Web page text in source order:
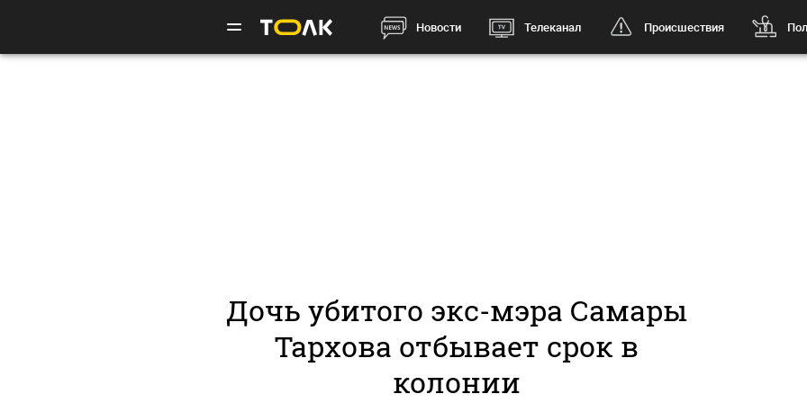
Новости Телеканал Происшествия
Дочь убитого экс-мэра Самары
Тархова отбывает срок в
колонии